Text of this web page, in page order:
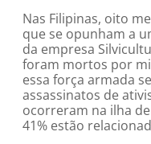
Nas Filipinas, oito
que se opunham a
da empresa
foram mortos por
essa força armada
assassinatos de
ocorreram na ilha
41% estão